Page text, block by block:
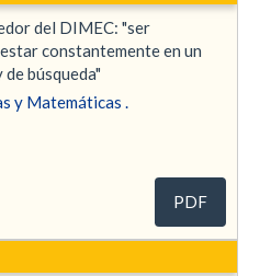
del DIMEC: "ser
constantemente en un
búsqueda"
y Matemáticas .
PDF